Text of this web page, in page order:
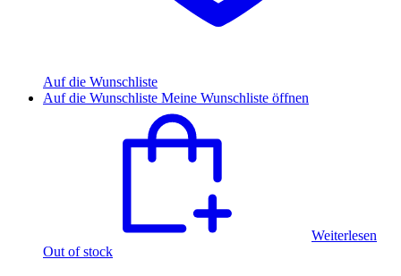
Auf die Wunschliste
Auf die Wunschliste Meine Wunschliste öffnen
Weiterlesen
Out of stock